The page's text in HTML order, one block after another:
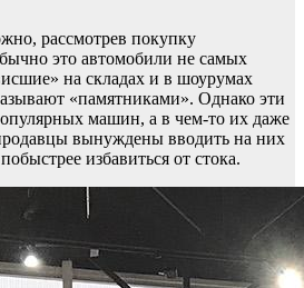
рассмотрев покупку
это автомобили не самых
на складах и в шоурумах
«памятниками». Однако эти
машин, а в чем-то их даже
вынуждены вводить на них
избавиться от стока.